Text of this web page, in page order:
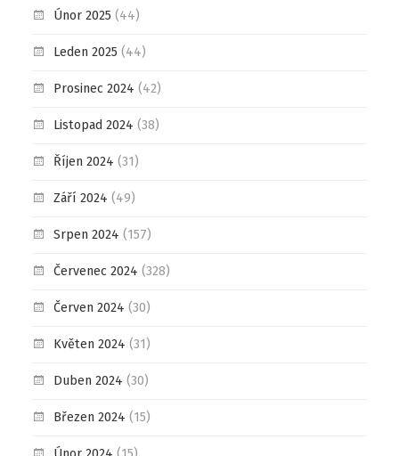
Únor 2025 (44)
Leden 2025 (44)
Prosinec 2024 (42)
Listopad 2024 (38)
Říjen 2024 (31)
Září 2024 (49)
Srpen 2024 (157)
Červenec 2024 (328)
Červen 2024 (30)
Květen 2024 (31)
Duben 2024 (30)
Březen 2024 (15)